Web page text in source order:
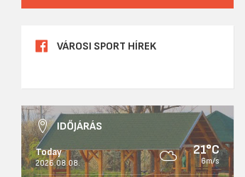
VÁROSI SPORT HÍREK
IDŐJÁRÁS
Today
2026.08.08.
21°C
6m/s